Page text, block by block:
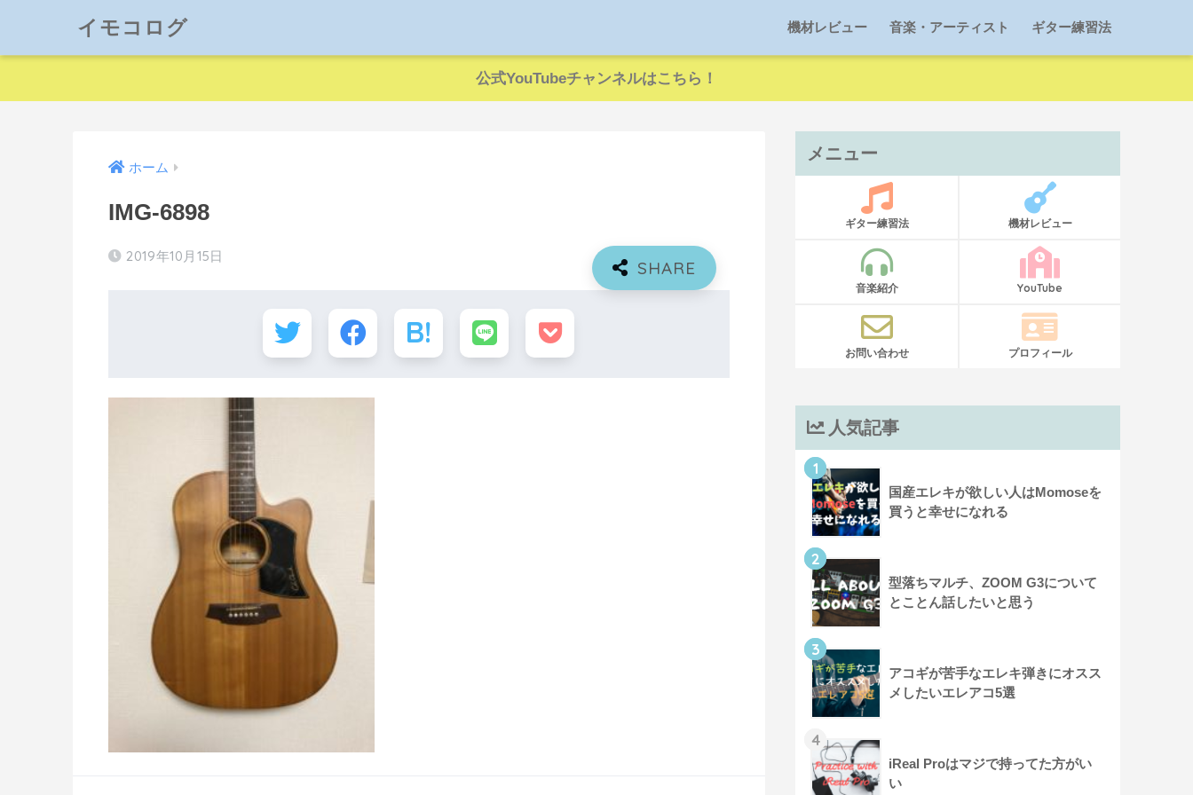
イモコログ 機材レビュー 音楽・アーティスト ギター練習法
公式YouTubeチャンネルはこちら！
ホーム
IMG-6898
2019年10月15日
メニュー
ギター練習法 機材レビュー
音楽紹介 YouTube
お問い合わせ プロフィール
人気記事
1
国産エレキが欲しい人はMomoseを
買うと幸せになれる
2
型落ちマルチ、ZOOM G3について
とことん話したいと思う
3
アコギが苦手なエレキ弾きにオスス
メしたいエレアコ5選
4
iReal Proはマジで持ってた方がい
い